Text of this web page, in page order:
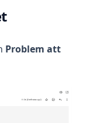
Problem att